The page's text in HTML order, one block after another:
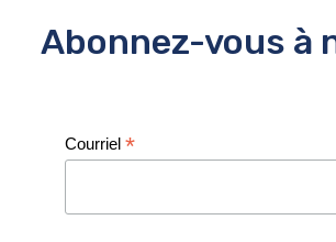
Abonnez-vous à
Courriel *